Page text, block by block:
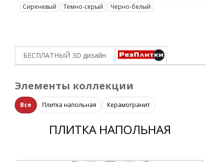
Сиреневый
Темно-серый Черно-белый
БЕСПЛАТНЫЙ 3D дизайн
Элементы коллекции
Все Плитка напольная Керамогранит
ПЛИТКА НАПОЛЬНАЯ